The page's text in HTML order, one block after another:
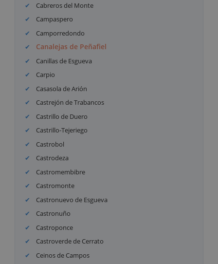
Cabreros del Monte
Campaspero
Camporredondo
Canalejas de Peñafiel
Canillas de Esgueva
Carpio
Casasola de Arión
Castrejón de Trabancos
Castrillo de Duero
Castrillo-Tejeriego
Castrobol
Castrodeza
Castromembibre
Castromonte
Castronuevo de Esgueva
Castronuño
Castroponce
Castroverde de Cerrato
Ceinos de Campos